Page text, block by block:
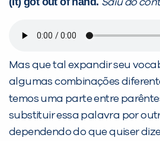
Saiu do
Mas que tal expandir seu
algumas combinações
temos uma parte entre
substituir essa palavra por
dependendo do que quiser
Sim Não
VOLTAR